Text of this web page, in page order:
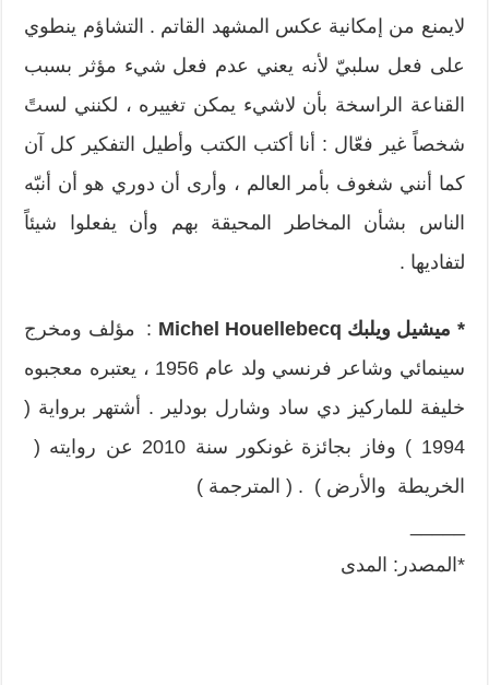
لايمنع من إمكانية عكس المشهد القاتم . التشاؤم ينطوي
على فعل سلبيّ لأنه يعني عدم فعل شيء مؤثر بسبب
القناعة الراسخة بأن لاشيء يمكن تغييره ، لكنني لستً
شخصاً غير فعّال : أنا أكتب الكتب وأطيل التفكير كل آن
كما أنني شغوف بأمر العالم ، وأرى أن دوري هو أن أنبّه
الناس بشأن المخاطر المحيقة بهم وأن يفعلوا شيئاً
لتفاديها .
* ميشيل ويلبك Michel Houellebecq : مؤلف ومخرج
سينمائي وشاعر فرنسي ولد عام 1956 ، يعتبره معجبوه
خليفة للماركيز دي ساد وشارل بودلير . أشتهر برواية (
1994 ) وفاز بجائزة غونكور سنة 2010 عن روايته (
الخريطة والأرض ) . ( المترجمة )
*المصدر: المدى